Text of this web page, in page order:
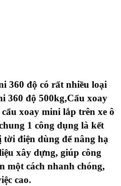
360 độ có rất nhiều loại
360 độ 500kg,Cẩu xoay
xoay mini lắp trên xe ô
1 công dụng là kết
điện dùng để nâng hạ
xây dựng, giúp công
một cách nhanh chóng,
cao.